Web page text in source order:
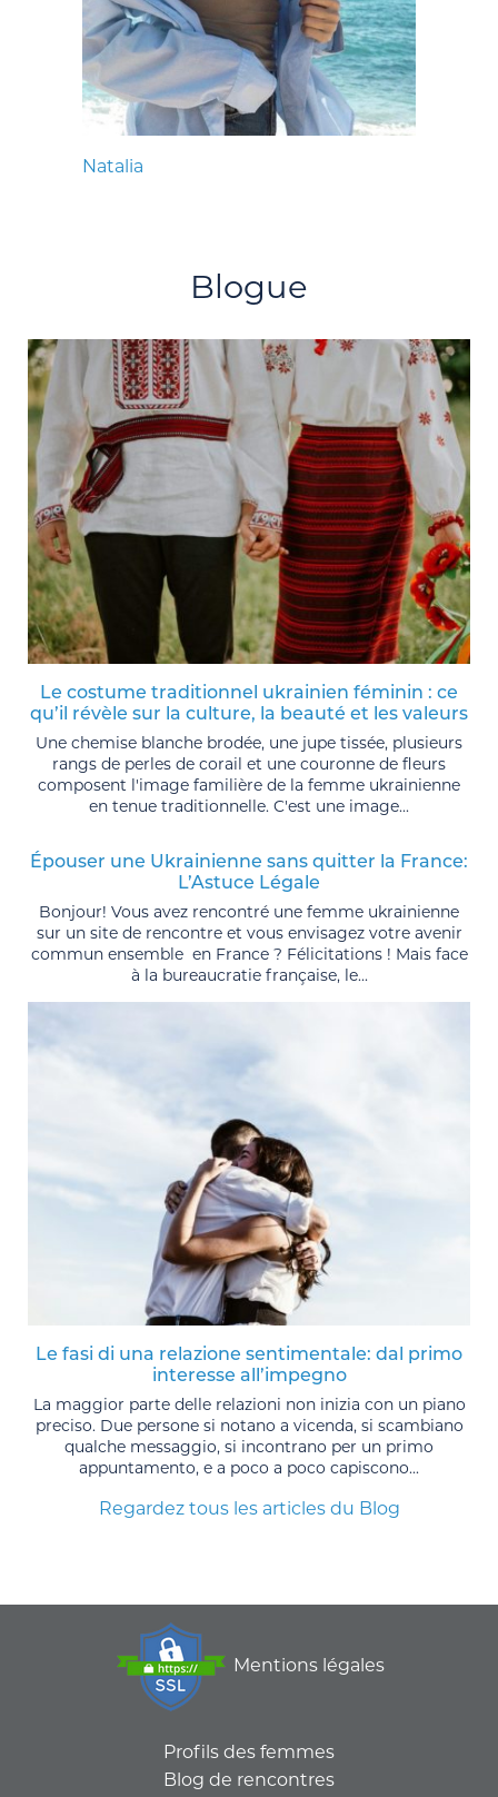
Natalia
Blogue
Le costume traditionnel ukrainien féminin : ce
qu’il révèle sur la culture, la beauté et les valeurs
Une chemise blanche brodée, une jupe tissée, plusieurs
rangs de perles de corail et une couronne de fleurs
composent l'image familière de la femme ukrainienne
en tenue traditionnelle. C'est une image...
Épouser une Ukrainienne sans quitter la France:
L’Astuce Légale
Bonjour! Vous avez rencontré une femme ukrainienne
sur un site de rencontre et vous envisagez votre avenir
commun ensemble en France ? Félicitations ! Mais face
à la bureaucratie française, le...
Le fasi di una relazione sentimentale: dal primo
interesse all’impegno
La maggior parte delle relazioni non inizia con un piano
preciso. Due persone si notano a vicenda, si scambiano
qualche messaggio, si incontrano per un primo
appuntamento, e a poco a poco capiscono...
Regardez tous les articles du Blog
Mentions légales
Profils des femmes
Blog de rencontres